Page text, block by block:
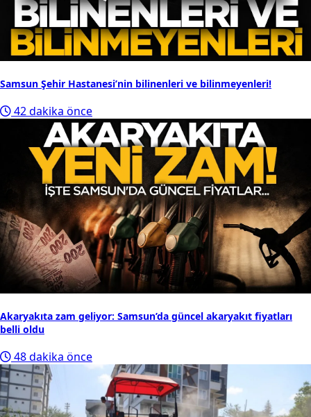
Samsun Şehir Hastanesi’nin bilinenleri ve bilinmeyenleri!
42 dakika önce
Akaryakıta zam geliyor: Samsun’da güncel akaryakıt fiyatları
belli oldu
48 dakika önce